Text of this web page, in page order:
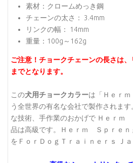
素材：クロームめっき鋼
チェーンの太さ： 3.4mm
リンクの幅： 14mm
重量：100g～162g
ご注意！チョークチェーンの長さは
までとなります。
この犬用チョークカラーは「Ｈｅｒ
う全世界の有名な会社で製作されま
な技術、手作業のおかげで Ｈｅｒｍ
品は高級です。Ｈｅｒｍ Ｓｐｒｅｎ
をＦｏｒＤｏｇＴｒａｉｎｅｒｓ Ｊ